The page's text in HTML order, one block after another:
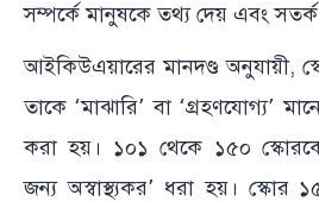
সম্পর্কে মানুষকে তথ্য দেয় এবং
আইকিউএয়ারের মানদণ্ড অনুযায়ী,
তাকে ‘মাঝারি’ বা ‘গ্রহণযোগ্য’
করা হয়। ১০১ থেকে ১৫০
জন্য অস্বাস্থ্যকর’ ধরা হয়। স্কোর